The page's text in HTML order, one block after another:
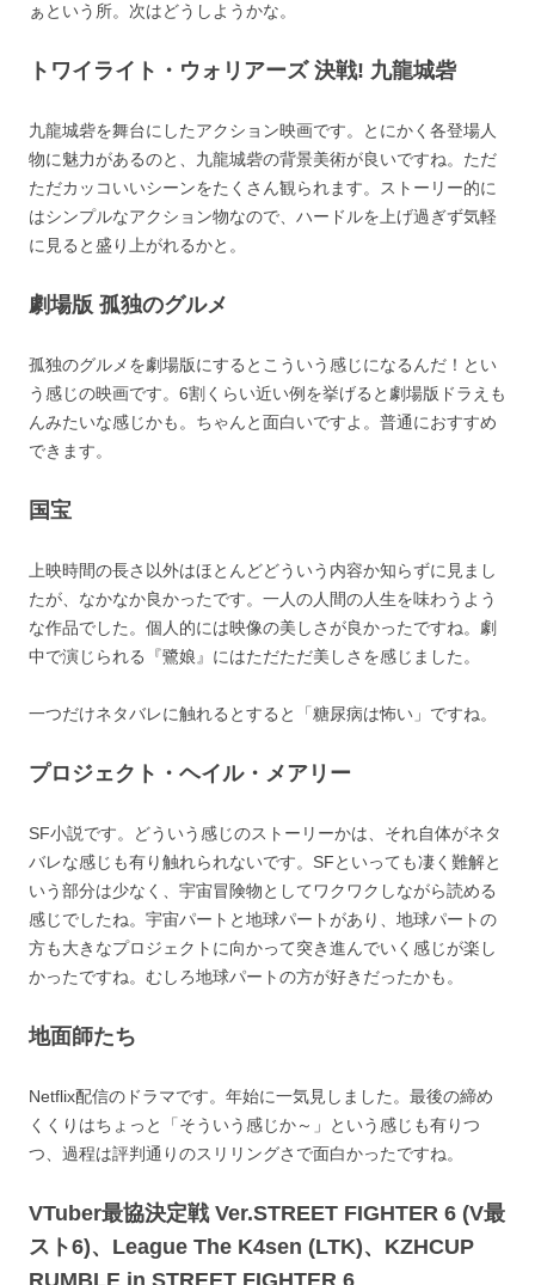
ぁという所。次はどうしようかな。
トワイライト・ウォリアーズ 決戦! 九龍城砦
九龍城砦を舞台にしたアクション映画です。とにかく各登場人
物に魅力があるのと、九龍城砦の背景美術が良いですね。ただ
ただカッコいいシーンをたくさん観られます。ストーリー的に
はシンプルなアクション物なので、ハードルを上げ過ぎず気軽
に見ると盛り上がれるかと。
劇場版 孤独のグルメ
孤独のグルメを劇場版にするとこういう感じになるんだ！とい
う感じの映画です。6割くらい近い例を挙げると劇場版ドラえも
んみたいな感じかも。ちゃんと面白いですよ。普通におすすめ
できます。
国宝
上映時間の長さ以外はほとんどどういう内容か知らずに見まし
たが、なかなか良かったです。一人の人間の人生を味わうよう
な作品でした。個人的には映像の美しさが良かったですね。劇
中で演じられる『鷺娘』にはただただ美しさを感じました。
一つだけネタバレに触れるとすると「糖尿病は怖い」ですね。
プロジェクト・ヘイル・メアリー
SF小説です。どういう感じのストーリーかは、それ自体がネタ
バレな感じも有り触れられないです。SFといっても凄く難解と
いう部分は少なく、宇宙冒険物としてワクワクしながら読める
感じでしたね。宇宙パートと地球パートがあり、地球パートの
方も大きなプロジェクトに向かって突き進んでいく感じが楽し
かったですね。むしろ地球パートの方が好きだったかも。
地面師たち
Netflix配信のドラマです。年始に一気見しました。最後の締め
くくりはちょっと「そういう感じか～」という感じも有りつ
つ、過程は評判通りのスリリングさで面白かったですね。
VTuber最協決定戦 Ver.STREET FIGHTER 6 (V最
スト6)、League The K4sen (LTK)、KZHCUP